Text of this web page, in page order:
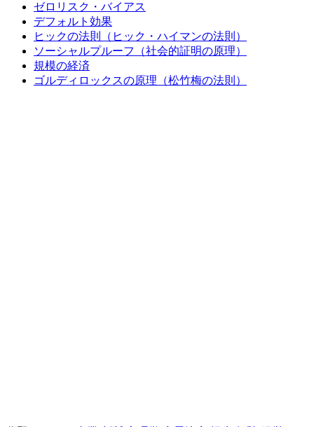
ゼロリスク・バイアス
デフォルト効果
ヒックの法則（ヒック・ハイマンの法則）
ソーシャルプルーフ（社会的証明の原理）
規模の経済
ゴルディロックスの原理（松竹梅の法則）